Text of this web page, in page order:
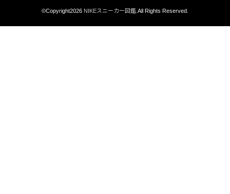
©Copyright2026 NIKEスニーカー図鑑.All Rights Reserved.